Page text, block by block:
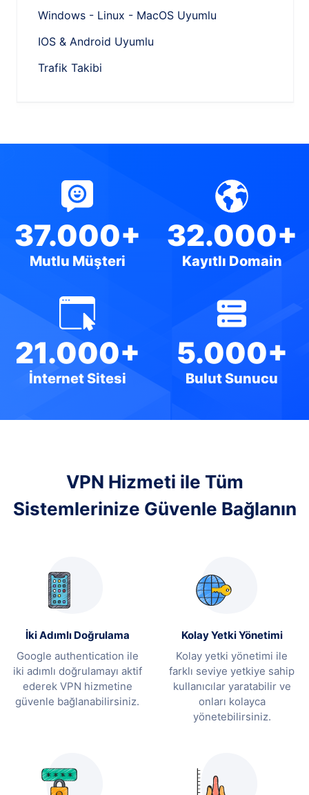
Windows - Linux - MacOS Uyumlu
IOS & Android Uyumlu
Trafik Takibi
37.000+
Mutlu Müşteri
32.000+
Kayıtlı Domain
21.000+
İnternet Sitesi
5.000+
Bulut Sunucu
VPN Hizmeti ile Tüm
Sistemlerinize Güvenle Bağlanın
İki Adımlı Doğrulama
Google authentication ile
iki adımlı doğrulamayı aktif
ederek VPN hizmetine
güvenle bağlanabilirsiniz.
Kolay Yetki Yönetimi
Kolay yetki yönetimi ile
farklı seviye yetkiye sahip
kullanıcılar yaratabilir ve
onları kolayca
yönetebilirsiniz.